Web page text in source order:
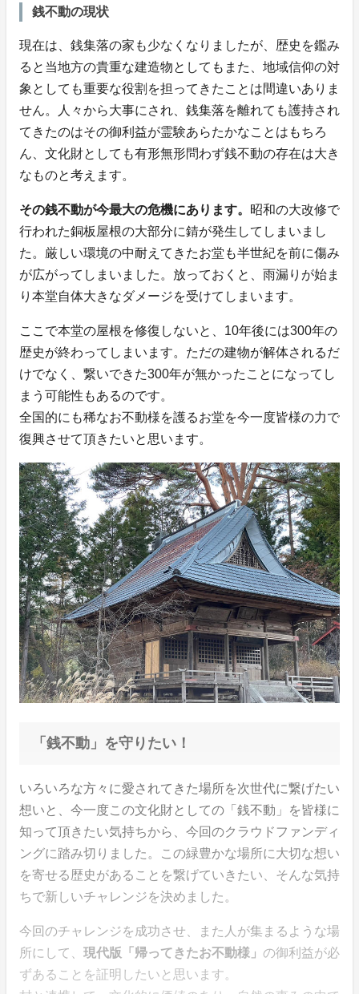
銭不動の現状
現在は、銭集落の家も少なくなりましたが、歴史を鑑み
ると当地方の貴重な建造物としてもまた、地域信仰の対
象としても重要な役割を担ってきたことは間違いありま
せん。人々から大事にされ、銭集落を離れても護持され
てきたのはその御利益が霊験あらたかなことはもちろ
ん、文化財としても有形無形問わず銭不動の存在は大き
なものと考えます。
その銭不動が今最大の危機にあります。 昭和の大改修で
行われた銅板屋根の大部分に錆が発生してしまいまし
た。厳しい環境の中耐えてきたお堂も半世紀を前に傷み
が広がってしまいました。放っておくと、雨漏りが始ま
り本堂自体大きなダメージを受けてしまいます。
ここで本堂の屋根を修復しないと、10年後には300年の
歴史が終わってしまいます。ただの建物が解体されるだ
けでなく、繋いできた300年が無かったことになってし
まう可能性もあるのです。
全国的にも稀なお不動様を護るお堂を今一度皆様の力で
復興させて頂きたいと思います。
「銭不動」を守りたい！
いろいろな方々に愛されてきた場所を次世代に繋げたい
想いと、今一度この文化財としての「銭不動」を皆様に
知って頂きたい気持ちから、今回のクラウドファンディ
ングに踏み切りました。この緑豊かな場所に大切な想い
を寄せる歴史があることを繋げていきたい、そんな気持
ちで新しいチャレンジを決めました。
今回のチャレンジを成功させ、また人が集まるような場
所にして、 現代版「帰ってきたお不動様」 の御利益が必
ずあることを証明したいと思います。